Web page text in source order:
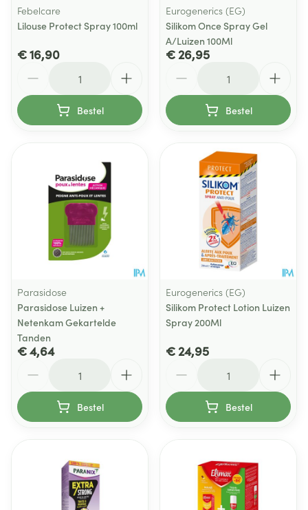
Febelcare
Lilouse Protect Spray 100ml
€ 16,90
Bestel
Eurogenerics (EG)
Silikom Once Spray Gel
A/Luizen 100Ml
€ 26,95
Bestel
Parasidose
Parasidose Luizen +
Netenkam Gekartelde
Tanden
€ 4,64
Bestel
Eurogenerics (EG)
Silikom Protect Lotion Luizen
Spray 200Ml
€ 24,95
Bestel